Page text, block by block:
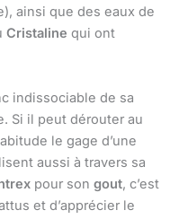
ainsi que des eaux de
Cristaline qui ont
indissociable de sa
Si il peut dérouter au
le gage d’une
aussi à travers sa
pour son gout, c’est
et d’apprécier le